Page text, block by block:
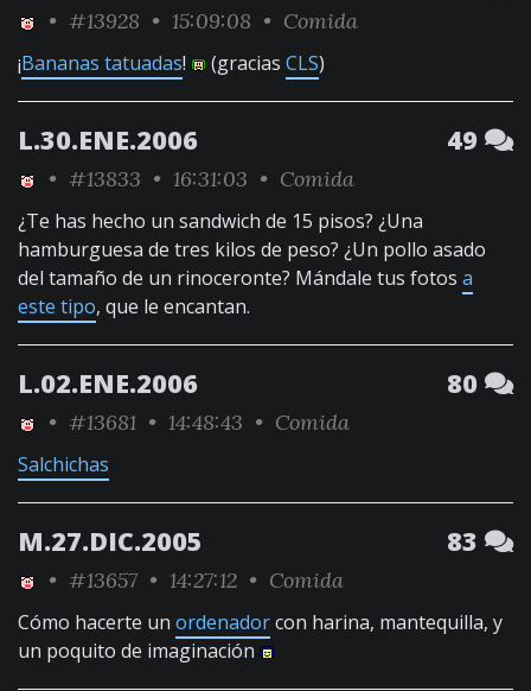
• #13928 • 15:09:08 • Comida
¡Bananas tatuadas! (gracias CLS)
L.30.ENE.2006 49
• #13833 • 16:31:03 • Comida
¿Te has hecho un sandwich de 15 pisos? ¿Una
hamburguesa de tres kilos de peso? ¿Un pollo asado
del tamaño de un rinoceronte? Mándale tus fotos a
este tipo, que le encantan.
L.02.ENE.2006 80
• #13681 • 14:48:43 • Comida
Salchichas
M.27.DIC.2005 83
• #13657 • 14:27:12 • Comida
Cómo hacerte un ordenadorcon harina, mantequilla, y
un poquito de imaginación